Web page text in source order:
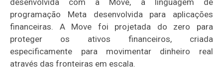
desenvolvida com a Move, a linguagem de
programação Meta desenvolvida para aplicações
financeiras. A Move foi projetada do zero para
proteger os ativos financeiros, criada
especificamente para movimentar dinheiro real
através das fronteiras em escala.